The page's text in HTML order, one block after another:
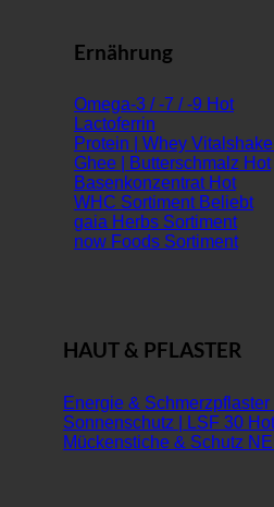
Ernährung
Omega-3 / -7 / -9
Lactoferrin
Protein | Whey Vitalshake
Ghee | Butterschmalz
Basenkonzentrat
WHC Sortiment
gaia Herbs Sortiment
now Foods Sortiment
HAUT & PFLASTER
Energie & Schmerzpflaster
Sonnenschutz | LSF 30
Mückenstiche & Schutz